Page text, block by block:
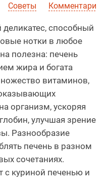
Советы Комментарии
способный
нотки в любое
полезна: печень
жира и богата
витаминов,
организм, ускоряя
улучшая зрение
Разнообразие
печень в разном
сочетаниях.
с куриной печенью и